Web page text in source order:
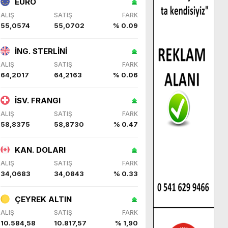
ALIŞ SATIŞ FARK
55,0574 55,0702 % 0.09
İNG. STERLİNİ
ALIŞ SATIŞ FARK
64,2017 64,2163 % 0.06
İSV. FRANGI
ALIŞ SATIŞ FARK
58,8375 58,8730 % 0.47
KAN. DOLARI
ALIŞ SATIŞ FARK
34,0683 34,0843 % 0.33
ÇEYREK ALTIN
ALIŞ SATIŞ FARK
10.584,58 10.817,57 % 1,90